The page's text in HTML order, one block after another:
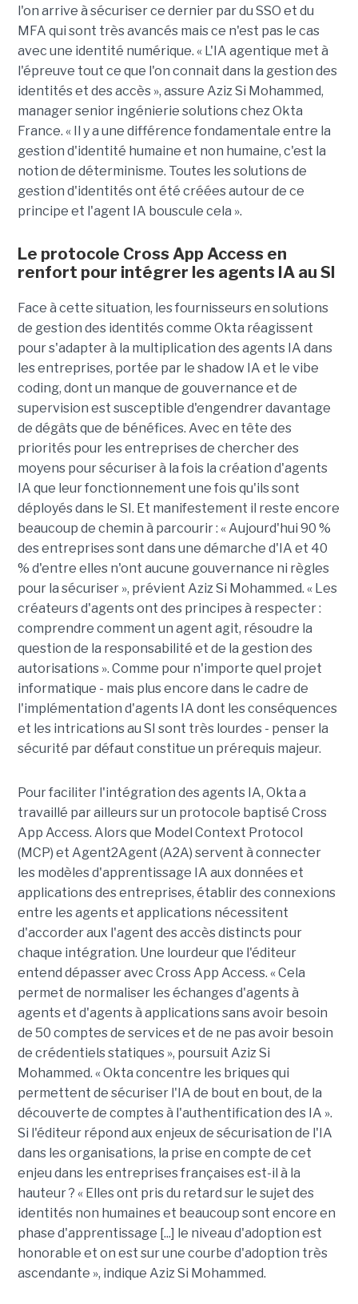
l'on arrive à sécuriser ce dernier par du SSO et du
MFA qui sont très avancés mais ce n'est pas le cas
avec une identité numérique. « L'IA agentique met à
l'épreuve tout ce que l'on connait dans la gestion des
identités et des accès », assure Aziz Si Mohammed,
manager senior ingénierie solutions chez Okta
France. « Il y a une différence fondamentale entre la
gestion d'identité humaine et non humaine, c'est la
notion de déterminisme. Toutes les solutions de
gestion d'identités ont été créées autour de ce
principe et l'agent IA bouscule cela ».
Le protocole Cross App Access en
renfort pour intégrer les agents IA au SI
Face à cette situation, les fournisseurs en solutions
de gestion des identités comme Okta réagissent
pour s'adapter à la multiplication des agents IA dans
les entreprises, portée par le shadow IA et le vibe
coding, dont un manque de gouvernance et de
supervision est susceptible d'engendrer davantage
de dégâts que de bénéfices. Avec en tête des
priorités pour les entreprises de chercher des
moyens pour sécuriser à la fois la création d'agents
IA que leur fonctionnement une fois qu'ils sont
déployés dans le SI. Et manifestement il reste encore
beaucoup de chemin à parcourir : « Aujourd'hui 90 %
des entreprises sont dans une démarche d'IA et 40
% d'entre elles n'ont aucune gouvernance ni règles
pour la sécuriser », prévient Aziz Si Mohammed. « Les
créateurs d'agents ont des principes à respecter :
comprendre comment un agent agit, résoudre la
question de la responsabilité et de la gestion des
autorisations ». Comme pour n'importe quel projet
informatique - mais plus encore dans le cadre de
l'implémentation d'agents IA dont les conséquences
et les intrications au SI sont très lourdes - penser la
sécurité par défaut constitue un prérequis majeur.
Pour faciliter l'intégration des agents IA, Okta a
travaillé par ailleurs sur un protocole baptisé Cross
App Access. Alors que Model Context Protocol
(MCP) et Agent2Agent (A2A) servent à connecter
les modèles d'apprentissage IA aux données et
applications des entreprises, établir des connexions
entre les agents et applications nécessitent
d'accorder aux l'agent des accès distincts pour
chaque intégration. Une lourdeur que l'éditeur
entend dépasser avec Cross App Access. « Cela
permet de normaliser les échanges d'agents à
agents et d'agents à applications sans avoir besoin
de 50 comptes de services et de ne pas avoir besoin
de crédentiels statiques », poursuit Aziz Si
Mohammed. « Okta concentre les briques qui
permettent de sécuriser l'IA de bout en bout, de la
découverte de comptes à l'authentification des IA ».
Si l'éditeur répond aux enjeux de sécurisation de l'IA
dans les organisations, la prise en compte de cet
enjeu dans les entreprises françaises est-il à la
hauteur ? « Elles ont pris du retard sur le sujet des
identités non humaines et beaucoup sont encore en
phase d'apprentissage [...] le niveau d'adoption est
honorable et on est sur une courbe d'adoption très
ascendante », indique Aziz Si Mohammed.